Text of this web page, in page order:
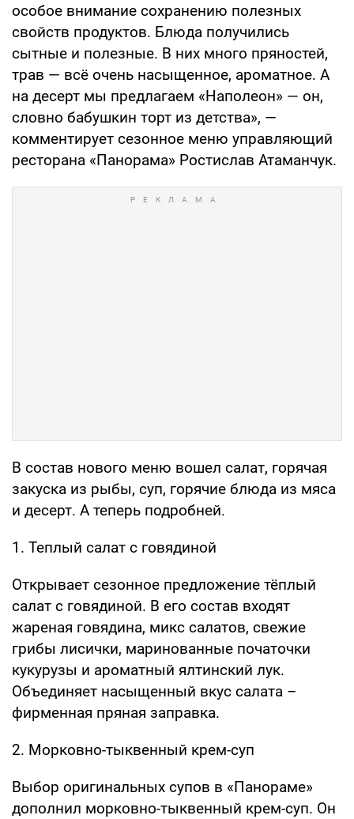
особое внимание сохранению полезных
свойств продуктов. Блюда получились
сытные и полезные. В них много пряностей,
трав — всё очень насыщенное, ароматное. А
на десерт мы предлагаем «Наполеон» — он,
словно бабушкин торт из детства», —
комментирует сезонное меню управляющий
ресторана «Панорама» Ростислав Атаманчук.
В состав нового меню вошел салат, горячая
закуска из рыбы, суп, горячие блюда из мяса
и десерт. А теперь подробней.
1. Теплый салат с говядиной
Открывает сезонное предложение тёплый
салат с говядиной. В его состав входят
жареная говядина, микс салатов, свежие
грибы лисички, маринованные початочки
кукурузы и ароматный ялтинский лук.
Объединяет насыщенный вкус салата –
фирменная пряная заправка.
2. Морковно-тыквенный крем-суп
Выбор оригинальных супов в «Панораме»
дополнил морковно-тыквенный крем-суп. Он